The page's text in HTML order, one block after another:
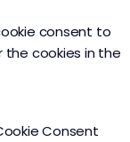
consent to
cookies in the
Consent